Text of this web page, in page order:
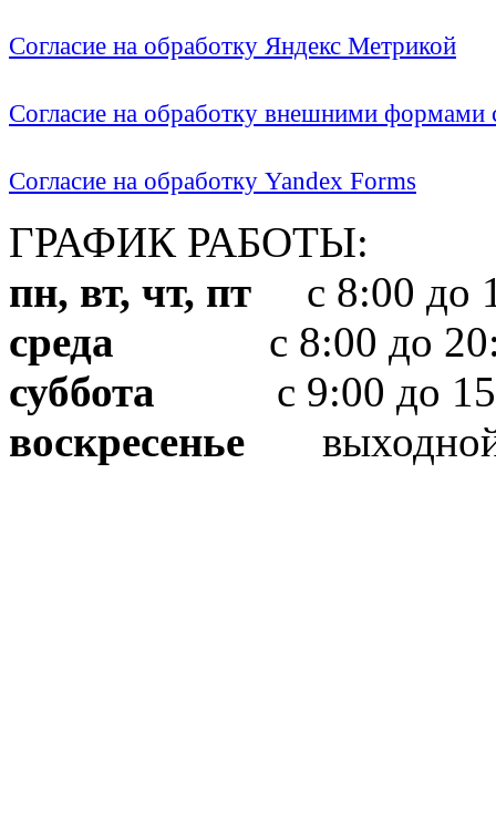
Согласие на обработку Яндекс Метрикой
Согласие на обработку внешними формами
Согласие на обработку Yandex Forms
ГРАФИК РАБОТЫ:
пн, вт, чт, пт с 8:00 до
среда с 8:00 до
суббота с 9:00 до
воскресенье